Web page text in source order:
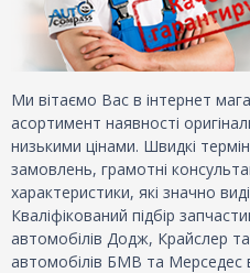
Ми вітаємо Вас в інтернет
асортимент наявності
низькими цінами. Швидкі
замовлень, грамотні
характеристики, які значно
Кваліфікований підбір
автомобілів Додж, Крайслер
автомобілів БМВ та Мерседес